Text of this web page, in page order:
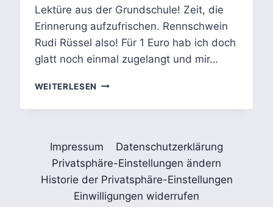
Lektüre aus der Grundschule! Zeit, die
Erinnerung aufzufrischen. Rennschwein
Rudi Rüssel also! Für 1 Euro hab ich doch
glatt noch einmal zugelangt und mir…
WEITERLESEN UWE
RENNSCHWEIN
–
SCHWEIN
NICHT
SCHWEIN?
Impressum
Datenschutzerklärung
Privatsphäre-Einstellungen ändern
Historie der Privatsphäre-Einstellungen
Einwilligungen widerrufen